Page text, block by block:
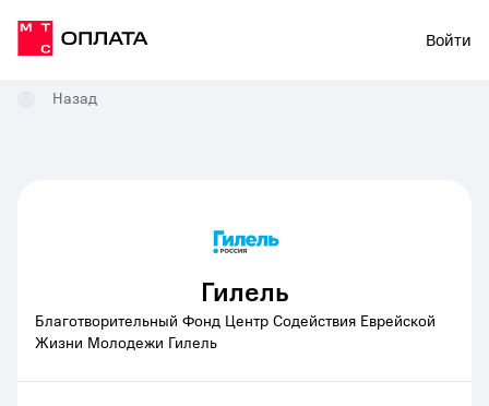
Войти
Назад
Гилель
Благотворительный Фонд Центр Содействия Еврейской
Жизни Молодежи Гилель